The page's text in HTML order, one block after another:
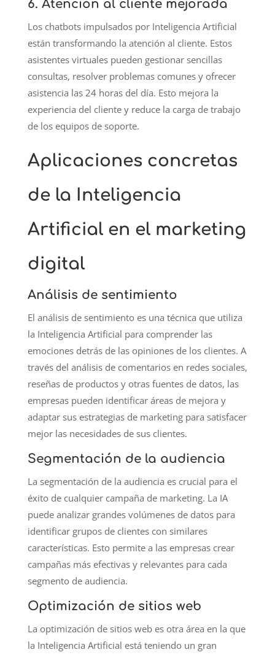
6. Atención al cliente mejorada
Los chatbots impulsados por Inteligencia Artificial
están transformando la atención al cliente. Estos
asistentes virtuales pueden gestionar sencillas
consultas, resolver problemas comunes y ofrecer
asistencia las 24 horas del día. Esto mejora la
experiencia del cliente y reduce la carga de trabajo
de los equipos de soporte.
Aplicaciones concretas
de la Inteligencia
Artificial en el marketing
digital
Análisis de sentimiento
El análisis de sentimiento es una técnica que utiliza
la Inteligencia Artificial para comprender las
emociones detrás de las opiniones de los clientes. A
través del análisis de comentarios en redes sociales,
reseñas de productos y otras fuentes de datos, las
empresas pueden identificar áreas de mejora y
adaptar sus estrategias de marketing para satisfacer
mejor las necesidades de sus clientes.
Segmentación de la audiencia
La segmentación de la audiencia es crucial para el
éxito de cualquier campaña de marketing. La IA
puede analizar grandes volúmenes de datos para
identificar grupos de clientes con similares
características. Esto permite a las empresas crear
campañas más efectivas y relevantes para cada
segmento de audiencia.
Optimización de sitios web
La optimización de sitios web es otra área en la que
la Inteligencia Artificial está teniendo un gran